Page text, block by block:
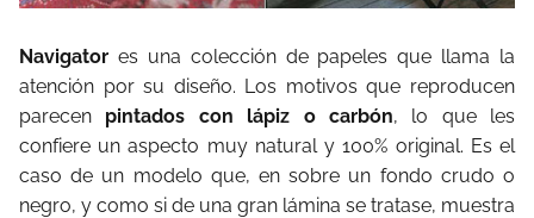
Navigator es una colección de papeles que llama la
atención por su diseño. Los motivos que reproducen
parecen pintados con lápiz o carbón, lo que les
confiere un aspecto muy natural y 100% original. Es el
caso de un modelo que, en sobre un fondo crudo o
negro, y como si de una gran lámina se tratase, muestra